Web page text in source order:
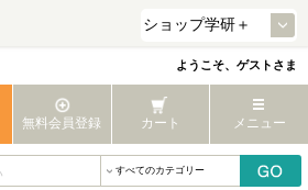
ようこそ、ゲストさま
無料会員登録 カート メニュー